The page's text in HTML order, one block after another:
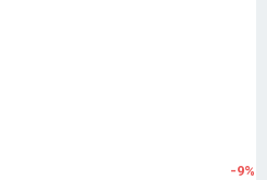
-9%